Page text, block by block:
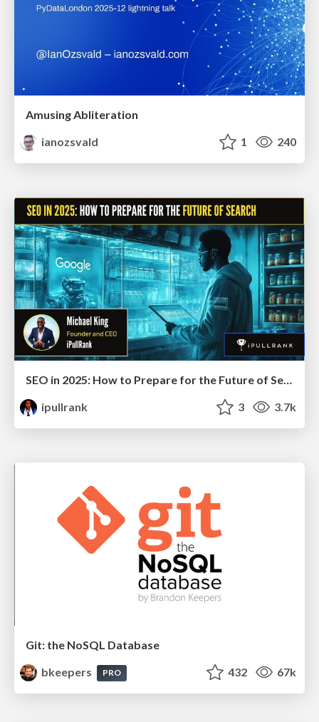
Amusing Abliteration
ianozsvald
1 240
SEO in 2025: How to Prepare for the Future of Search
ipullrank
3 3.7k
Git: the NoSQL Database
bkeepers
PRO 432 67k